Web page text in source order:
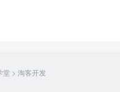
堂 > 淘客开发